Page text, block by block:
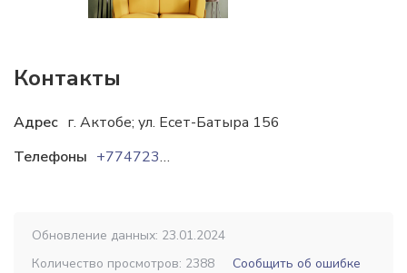
Контакты
Адрес г. Актобе; ул. Есет-Батыра 156
Телефоны
+77472392947
Обновление данных: 23.01.2024
Количество просмотров: 2388
Сообщить об ошибке